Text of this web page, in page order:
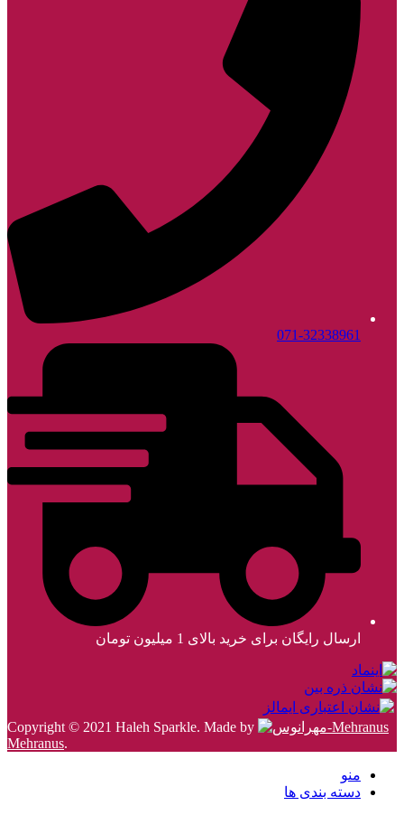
071-32338961
ارسال رایگان برای خرید بالای 1 میلیون تومان
Copyright © 2021 Haleh Sparkle. Made by
Mehranus.
منو
دسته بندی ها